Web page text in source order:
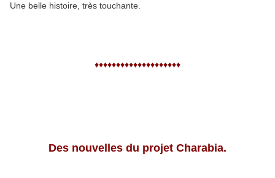
Une belle histoire, très touchante.
♦♦♦♦♦♦♦♦♦♦♦♦♦♦♦♦♦♦♦♦
Des nouvelles du projet Charabia.